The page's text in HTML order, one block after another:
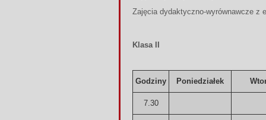
Zajęcia dydaktyczno-wyrównawcze z
Kl asa II
Godziny Poniedziałek
7.30